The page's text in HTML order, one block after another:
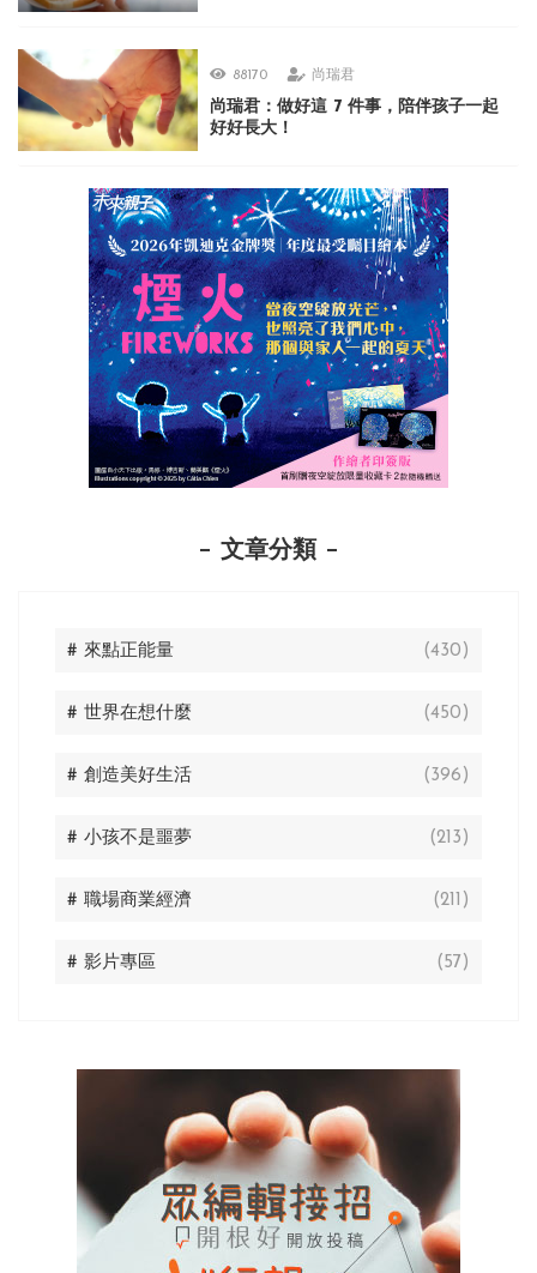
88170 尚瑞君
尚瑞君：做好這 7 件事，陪伴孩子一起
好好長大！
文章分類
# 來點正能量 (430)
# 世界在想什麼 (450)
# 創造美好生活 (396)
# 小孩不是噩夢 (213)
# 職場商業經濟 (211)
# 影片專區 (57)